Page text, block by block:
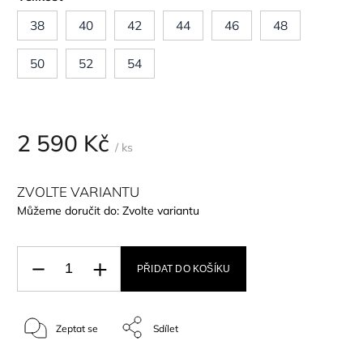
38
40 42 44 46 48
50 52 54
2 590 Kč / ks
ZVOLTE VARIANTU
Můžeme doručit do: Zvolte variantu
PŘIDAT DO KOŠÍKU
Zeptat se Sdílet